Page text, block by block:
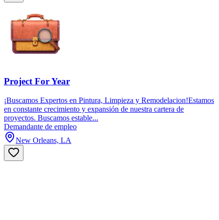
Project For Year
¡Buscamos Expertos en Pintura, Limpieza y Remodelacion!Estamos
en constante crecimiento y expansión de nuestra cartera de
proyectos. Buscamos estable...
Demandante de empleo
New Orleans, LA